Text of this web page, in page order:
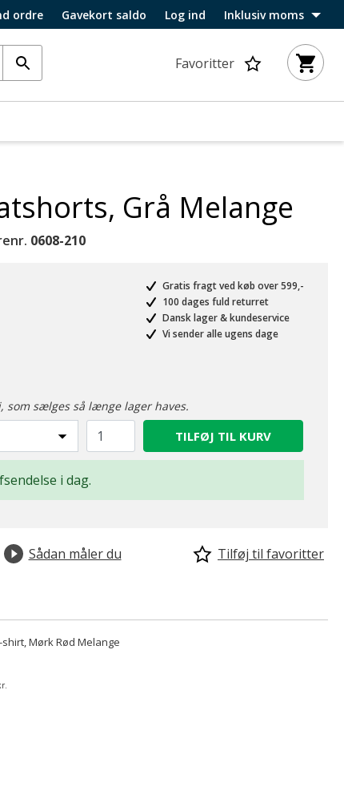
ordre Gavekort saldo Log ind Inklusiv moms
Favoritter
Grå Melange
0608-210
Gratis fragt ved køb over 599,-
100 dages fuld returret
Dansk lager & kundeservice
Vi sender alle ugens dage
sælges så længe lager haves.
TILFØJ TIL KURV
i dag.
Sådan måler du Tilføj til favoritter
shirt, Mørk Rød Melange